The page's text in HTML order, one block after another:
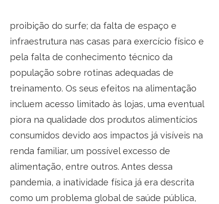
proibição do surfe; da falta de espaço e
infraestrutura nas casas para exercício físico e
pela falta de conhecimento técnico da
população sobre rotinas adequadas de
treinamento. Os seus efeitos na alimentação
incluem acesso limitado às lojas, uma eventual
piora na qualidade dos produtos alimentícios
consumidos devido aos impactos já visíveis na
renda familiar, um possível excesso de
alimentação, entre outros. Antes dessa
pandemia, a inatividade física já era descrita
como um problema global de saúde pública,